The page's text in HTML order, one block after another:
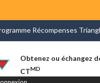
Récompenses
Obtenez ou échangez
CTMD
État